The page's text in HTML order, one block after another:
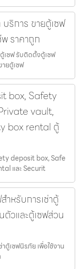
ริการ ขายตู้เซฟ
ราคาถูก
เซฟ รับติดตั้งตู้เซฟ
ยตู้เซฟ
box, Safety
vault,
box rental ตู้
deposit box, Safe
และ Securit
ำหรับการเช่าตู้
ตัวและตู้เซฟส่วน
ตู้เซฟนิรภัย เพื่อใช้งาน